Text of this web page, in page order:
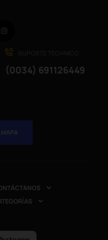
(0034) 691126449
MAPA

